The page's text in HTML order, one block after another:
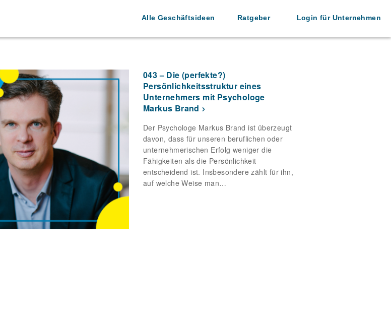
Alle Geschäftsideen Ratgeber Login für Unternehmen
043 – Die (perfekte?)
Persönlichkeitsstruktur eines
Unternehmers mit Psychologe
Markus Brand
Der Psychologe Markus Brand ist überzeugt
davon, dass für unseren beruflichen oder
unternehmerischen Erfolg weniger die
Fähigkeiten als die Persönlichkeit
entscheidend ist. Insbesondere zählt für ihn,
auf welche Weise man…